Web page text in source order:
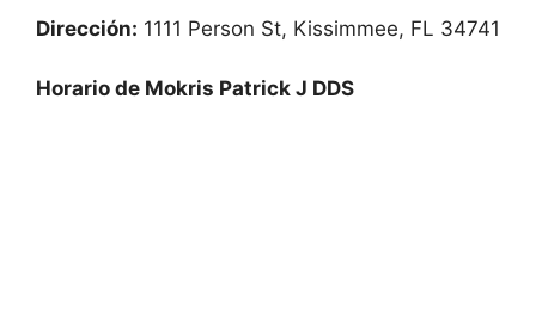
Dirección: 1111 Person St, Kissimmee, FL 34741
Horario de Mokris Patrick J DDS